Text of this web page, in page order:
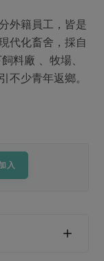
外籍員工，皆是
代化畜舍，採自
料廠 、牧場、
不少青年返鄉。
入